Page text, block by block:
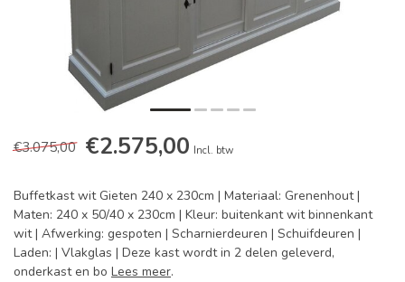
€3.075,00 €2.575,00 Incl. btw
Buffetkast wit Gieten 240 x 230cm | Materiaal: Grenenhout |
Maten: 240 x 50/40 x 230cm | Kleur: buitenkant wit binnenkant
wit | Afwerking: gespoten | Scharnierdeuren | Schuifdeuren |
Laden: | Vlakglas | Deze kast wordt in 2 delen geleverd,
onderkast en bo Lees meer.